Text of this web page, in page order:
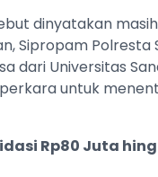
dinyatakan
Sipropam
dari Universitas
untuk
Rp80 Juta